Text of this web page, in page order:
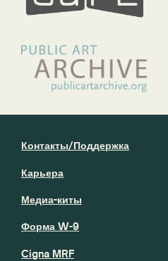
Контакты/Поддержка
Карьера
Медиа-киты
Форма W-9
Cigna MRF